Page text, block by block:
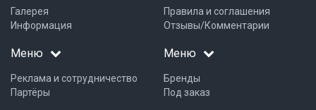
Галерея
Информация
Правила и соглашения
Отзывы/Комментарии
Меню
Реклама и сотрудничество
Партёры
Меню
Бренды
Под заказ